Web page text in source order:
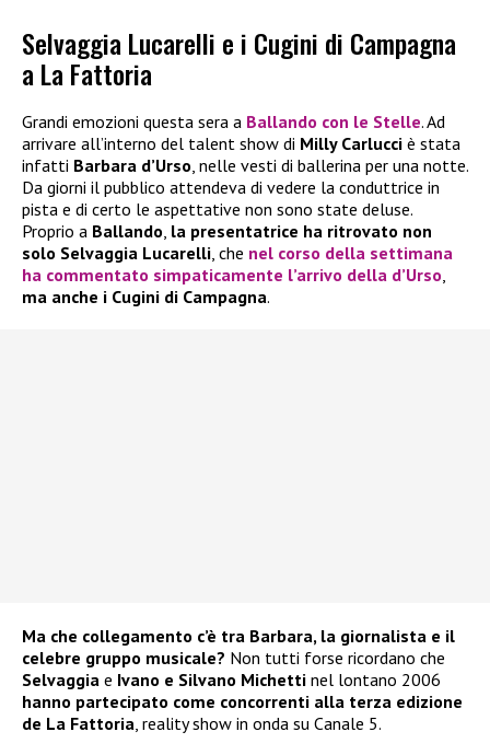
Selvaggia Lucarelli e i Cugini di Campagna
a La Fattoria
Grandi emozioni questa sera a Ballando con le Stelle. Ad
arrivare all’interno del talent show di Milly Carlucci è stata
infatti Barbara d’Urso, nelle vesti di ballerina per una notte.
Da giorni il pubblico attendeva di vedere la conduttrice in
pista e di certo le aspettative non sono state deluse.
Proprio a Ballando, la presentatrice ha ritrovato non
solo Selvaggia Lucarelli, che nel corso della settimana
ha commentato simpaticamente l’arrivo della d’Urso,
ma anche i Cugini di Campagna.
Ma che collegamento c’è tra Barbara, la giornalista e il
celebre gruppo musicale? Non tutti forse ricordano che
Selvaggia e Ivano e Silvano Michetti nel lontano 2006
hanno partecipato come concorrenti alla terza edizione
de La Fattoria, reality show in onda su Canale 5.